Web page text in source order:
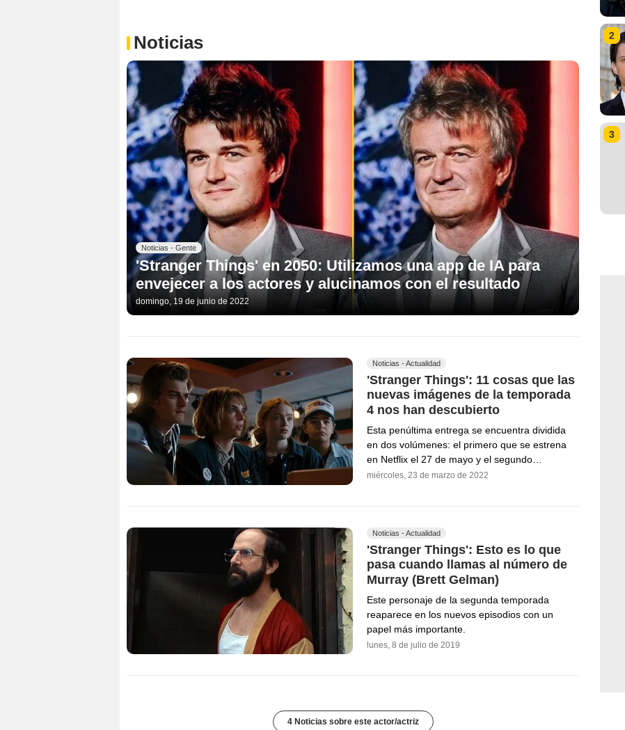
Noticias
Noticias - Gente
'Stranger Things' en 2050: Utilizamos una app de IA para
envejecer a los actores y alucinamos con el resultado
domingo, 19 de junio de 2022
Noticias - Actualidad
'Stranger Things': 11 cosas que las
nuevas imágenes de la temporada
4 nos han descubierto
Esta penúltima entrega se encuentra dividida
en dos volúmenes: el primero que se estrena
en Netflix el 27 de mayo y el segundo…
miércoles, 23 de marzo de 2022
Noticias - Actualidad
'Stranger Things': Esto es lo que
pasa cuando llamas al número de
Murray (Brett Gelman)
Este personaje de la segunda temporada
reaparece en los nuevos episodios con un
papel más importante.
lunes, 8 de julio de 2019
4 Noticias sobre este actor/actriz
2
3